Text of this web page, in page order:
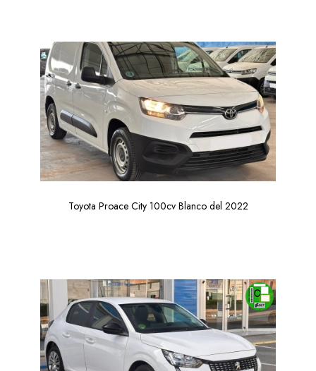
Toyota Proace City 100cv Blanco del 2022